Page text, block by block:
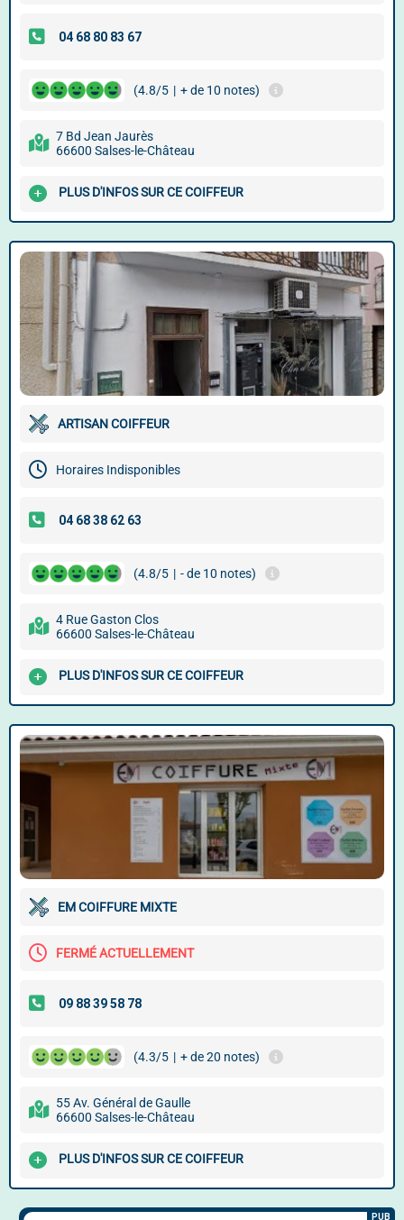
(4.8/5 | + de 10 notes)
7 Bd Jean Jaurès
66600 Salses-le-Château
PLUS D'INFOS SUR CE COIFFEUR
ARTISAN COIFFEUR
Horaires Indisponibles
(4.8/5 | - de 10 notes)
4 Rue Gaston Clos
66600 Salses-le-Château
PLUS D'INFOS SUR CE COIFFEUR
EM COIFFURE MIXTE
FERMÉ ACTUELLEMENT
(4.3/5 | + de 20 notes)
55 Av. Général de Gaulle
66600 Salses-le-Château
PLUS D'INFOS SUR CE COIFFEUR